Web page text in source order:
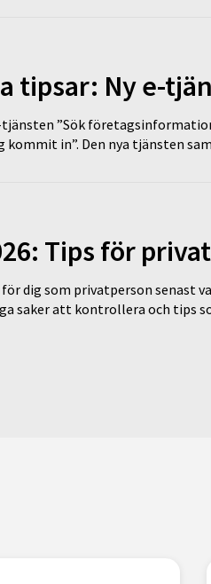
tipsar: Ny e-
”Sök
kommit in”. Den nya tjänsten
Tips för
dig som privatperson senast
saker att kontrollera och tips